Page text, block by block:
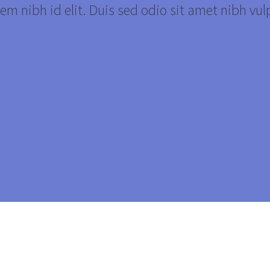
nibh id elit. Duis sed odio sit amet nibh